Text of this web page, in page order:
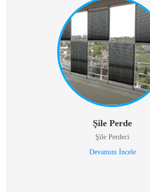
Şile Perde
Şile Perdeci
Devamını İncele